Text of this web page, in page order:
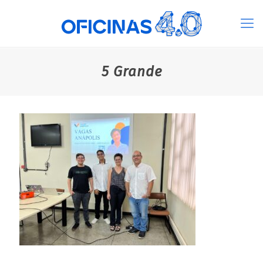
5 Grande